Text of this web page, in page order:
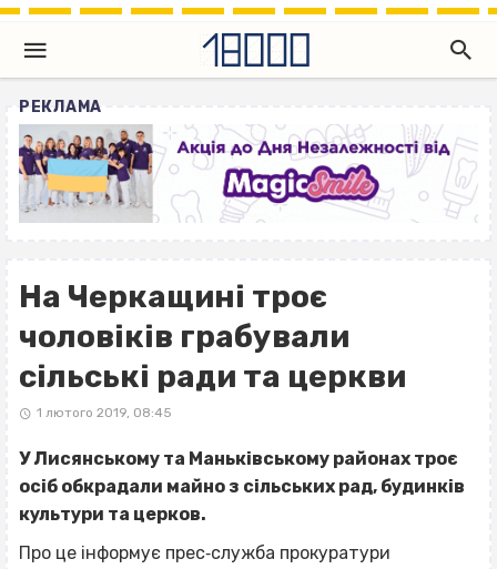
РЕКЛАМА
На Черкащині троє
чоловіків грабували
сільські ради та церкви
1 лютого 2019, 08:45
У Лисянському та Маньківському районах троє
осіб обкрадали майно з сільських рад, будинків
культури та церков.
Про це інформує прес‐служба прокуратури